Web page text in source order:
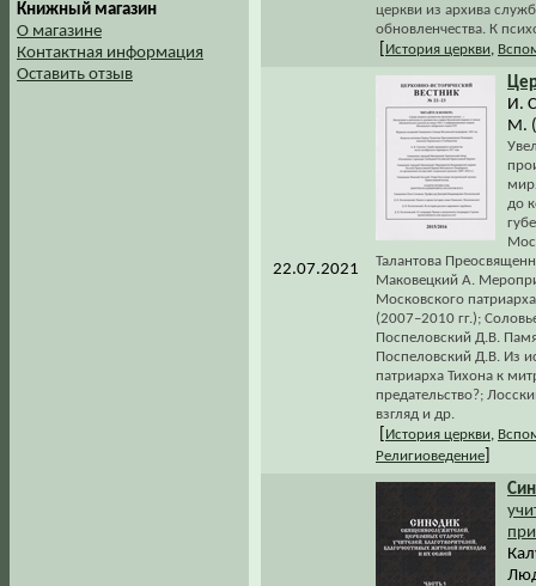
Книжный магазин
О магазине
Контактная информация
Оставить отзыв
церкви из архива
обновленчества. К
История церкви
22.07.2021
И.
М.
до
Талантова
Маковецкий А.
Московского
(2007–2010 гг.);
Поспеловский Д.В.
Поспеловский Д.В. Из
патриарха Тихона к
предательство?;
взгляд и др.
История церкви
Религиоведение